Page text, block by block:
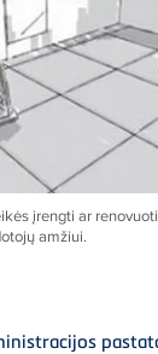
įrengti ar
amžiui.